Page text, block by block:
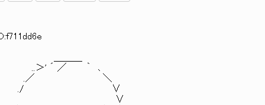
' ´ ／ ｀ ､
| | ,◎"|:. | .／ ＼
| | li≡ |:. | ./ ∨
| | li≡ |:. | ∨